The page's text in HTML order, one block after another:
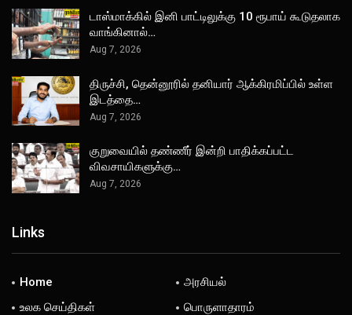
டாஸ்மாக்கில் இனி பாட்டிலுக்கு 10 ரூபாய் கூடுதலாக
வாங்கினால்…
Aug 7, 2026
திருச்சி, தென்னூரில் தனியார் ஆக்கிரமிப்பில் உள்ள
இடத்தை…
Aug 7, 2026
குறுவையில் தண்ணீர் இன்றி பாதிக்கப்பட்ட
விவசாயிகளுக்கு…
Aug 7, 2026
Links
Home
அரசியல்
உலக செய்திகள்
பொருளாதாரம்